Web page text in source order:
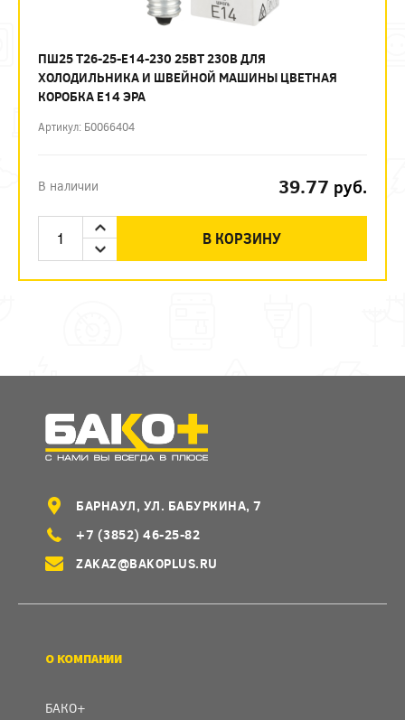
ПШ25 T26-25-E14-230 25ВТ 230В ДЛЯ
ХОЛОДИЛЬНИКА И ШВЕЙНОЙ МАШИНЫ ЦВЕТНАЯ
КОРОБКА Е14 ЭРА
Артикул: Б0066404
В наличии 39.77 руб.
В КОРЗИНУ
БАРНАУЛ, УЛ. БАБУРКИНА, 7
+7 (3852) 46-25-82
ZAKAZ@BAKOPLUS.RU
О КОМПАНИИ
БАКО+